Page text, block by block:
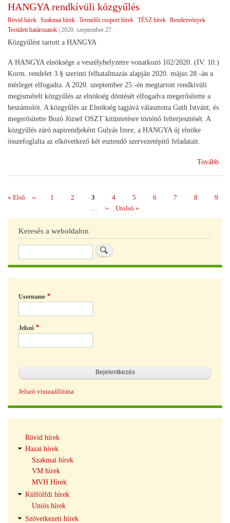
HANGYA rendkívüli közgyűlés
Rövid hírek Szakmai hírek Termelői csoport hírek TÉSZ hírek Rendezvények
Testületi határozatok | 2020. szeptember 27.
Közgyűlést tartott a HANGYA
A HANGYA elnöksége a veszélyhelyzetre vonatkozó 102/2020. (IV. 10.)
Korm. rendelet 3.§ szerinti felhatalmazás alapján 2020. május 28.-án a
mérleget elfogadta. A 2020. szeptember 25.-én megtartott rendkívüli
megismételt közgyűlés az elnökség döntését elfogadva megerősítette a
beszámolót. A közgyűlés az Elnökség tagjává választotta Guth Istvánt, és
megerősítette Bozó József OSZT kitüntetésre történő felterjesztését. A
közgyűlés záró napirendjeként Gulyás Imre, a HANGYA új elnöke
összefoglalta az elkövetkező két esztendő szervezetépítő feladatait.
Tovább
Első
« Első
Előző
‹‹ Page
1 Page
2 Page
3 Page
4 Page
5 Page
6 Page
7 Page
8 Page
9
…
Következő
oldal
››
Utolsó
oldal
Utolsó »
Keresés a weboldalon
Username
Jelszó
Jelszó visszaállítása
navigáció
Rövid hírek
Hazai hírek
Szakmai hírek
VM hírek
MVH Hírek
Külfölfdi hírek
Uniós hírek
Szövetkezeti hírek